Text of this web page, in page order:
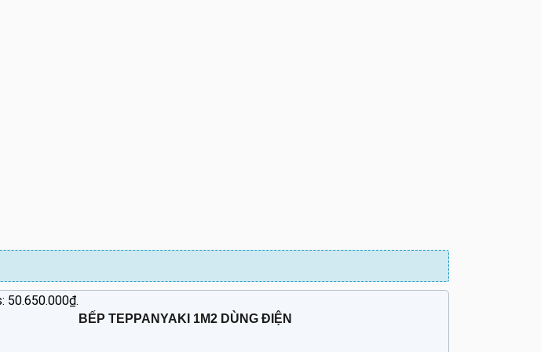
50.650.000₫.
BẾP TEPPANYAKI 1M2 DÙNG ĐIỆN